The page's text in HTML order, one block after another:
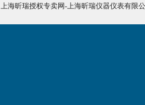
上海昕瑞授权专卖网-上海昕瑞仪器仪表有限